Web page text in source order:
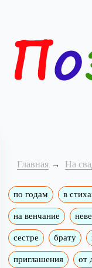
Главная На
по годам в
на венчание
сестре брату
приглашения от